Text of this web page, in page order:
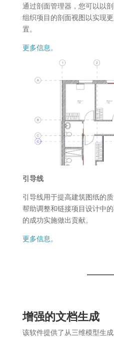
通过剖面管理器，您可以以
组织项目的剖面视图以实现
置。
更多信息。
引导线
引导线用于提高建筑图纸的
帮助调整和链接项目设计中
的成功实施做出贡献。
更多信息。
增强的文档生成
该软件提供了从三维模型生